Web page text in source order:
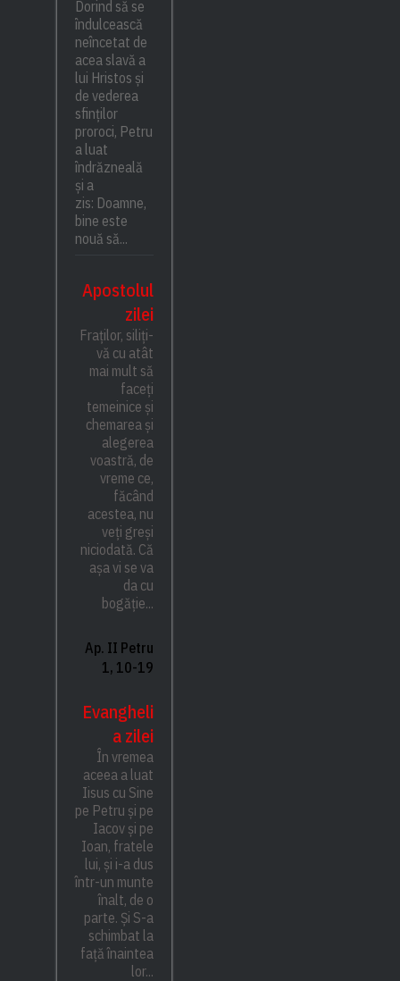
Dorind să se
îndulcească
neîncetat de
acea slavă a
lui Hristos și
de vederea
sfinților
proroci, Petru
a luat
îndrăzneală
și a
zis: Doamne,
bine este
nouă să...
Apostolul
zilei
Fraților, siliți-
vă cu atât
mai mult să
faceți
temeinice și
chemarea și
alegerea
voastră, de
vreme ce,
făcând
acestea, nu
veți greși
niciodată. Că
așa vi se va
da cu
bogăție...
Ap. II Petru
1, 10-19
Evangheli
a zilei
În vremea
aceea a luat
Iisus cu Sine
pe Petru și pe
Iacov și pe
Ioan, fratele
lui, și i-a dus
într-un munte
înalt, de o
parte. Și S-a
schimbat la
față înaintea
lor...